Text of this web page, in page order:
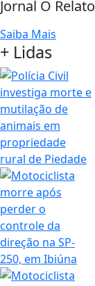
Jornal O Relato
Saiba Mais
+ Lidas